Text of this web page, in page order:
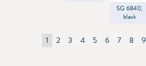
SG 6840,
black
1 2 3 4 5 6 7 8 9